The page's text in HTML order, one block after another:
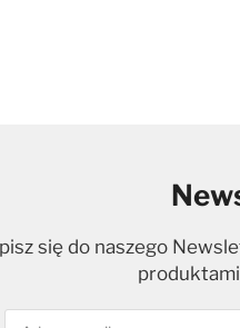
się do naszego